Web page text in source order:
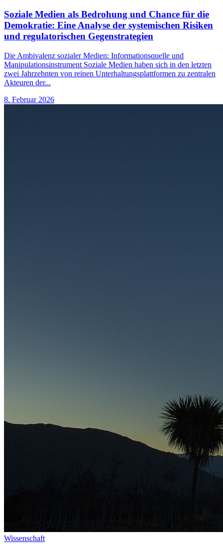
Soziale Medien als Bedrohung und Chance für die
Demokratie: Eine Analyse der systemischen Risiken
und regulatorischen Gegenstrategien
Die Ambivalenz sozialer Medien: Informationsquelle und
Manipulationsinstrument Soziale Medien haben sich in den letzten
zwei Jahrzehnten von reinen Unterhaltungsplattformen zu zentralen
Akteuren der...
8. Februar 2026
Wissenschaft